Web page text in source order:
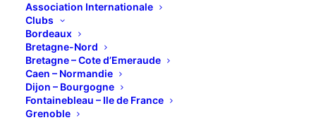
Association Internationale
Clubs
Bordeaux
Bretagne-Nord
Bretagne – Cote d’Emeraude
Caen – Normandie
Dijon – Bourgogne
Fontainebleau – Ile de France
Grenoble
PLANNING 2023
2 SEPTEMBRE 2023